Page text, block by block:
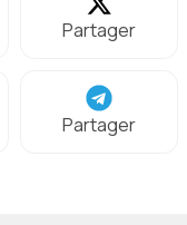
Partager
Partager